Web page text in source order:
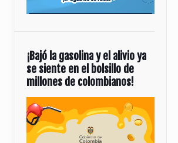
¡Bajó la gasolina y el alivio ya
se siente en el bolsillo de
millones de colombianos!
Reproductor
de
vídeo